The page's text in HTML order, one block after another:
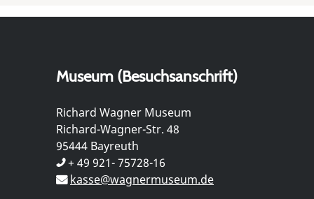
Museum (Besuchsanschrift)
Richard Wagner Museum
Richard-Wagner-Str. 48
95444 Bayreuth
+ 49 921- 75728-16
kasse@wagnermuseum.de